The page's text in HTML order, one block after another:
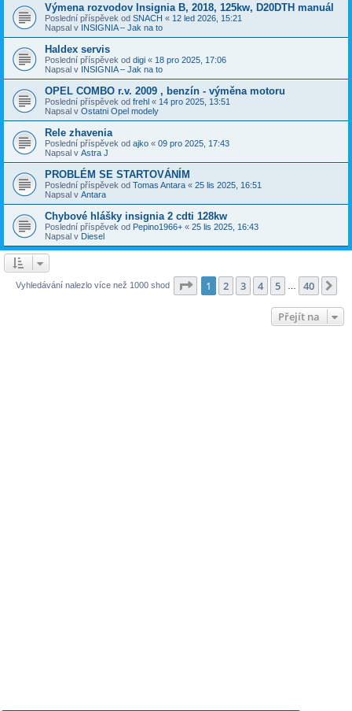
Výmena rozvodov Insignia B, 2018, 125kw, D20DTH manuál
Poslední příspěvek od SNACH « 12 led 2026, 15:21
Napsal v INSIGNIA – Jak na to
Haldex servis
Poslední příspěvek od digi « 18 pro 2025, 17:06
Napsal v INSIGNIA – Jak na to
OPEL COMBO r.v. 2009 , benzín - výměna motoru
Poslední příspěvek od frehl « 14 pro 2025, 13:51
Napsal v Ostatni Opel modely
Rele zhavenia
Poslední příspěvek od ajko « 09 pro 2025, 17:43
Napsal v Astra J
PROBLÉM SE STARTOVÁNÍM
Poslední příspěvek od Tomas Antara « 25 lis 2025, 16:51
Napsal v Antara
Chybové hlášky insignia 2 cdti 128kw
Poslední příspěvek od Pepino1966+ « 25 lis 2025, 16:43
Napsal v Diesel
Vyhledávání nalezlo více než 1000 shod Stránka z 40
1 2 3 4 5 40
Přejít na